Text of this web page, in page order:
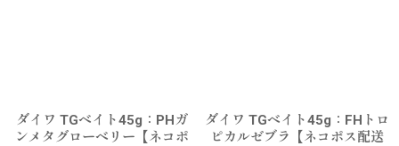
ダイワ TGベイト45g：PHガ
ンメタグローベリー【ネコポ
ダイワ TGベイト45g：FHトロ
ピカルゼブラ【ネコポス配送